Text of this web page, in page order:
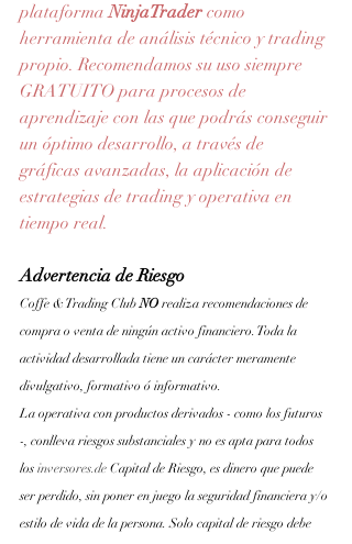
plataforma NinjaTrader como
herramienta de análisis técnico y trading
propio. Recomendamos su uso siempre
GRATUITO para procesos de
aprendizaje con las que podrás conseguir
un óptimo desarrollo, a través de
gráficas avanzadas, la aplicación de
estrategias de trading y operativa en
tiempo real.
Advertencia de Riesgo
Coffe & Trading Club NO realiza recomendaciones de
compra o venta de ningún activo financiero. Toda la
actividad desarrollada tiene un carácter meramente
divulgativo, formativo ó informativo.
La operativa con productos derivados - como los futuros
-, conlleva riesgos substanciales y no es apta para todos
los inversores.de Capital de Riesgo, es dinero que puede
ser perdido, sin poner en juego la seguridad financiera y/o
estilo de vida de la persona. Solo capital de riesgo debe